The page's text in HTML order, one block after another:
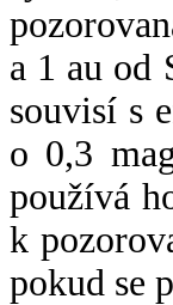
a 1 au od
souvisí s
o 0,3
používá
k
pokud se